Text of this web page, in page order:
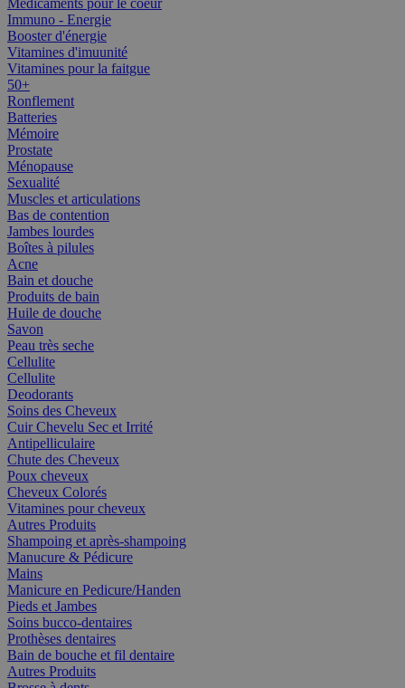
Médicaments pour le coeur
Immuno - Energie
Booster d'énergie
Vitamines d'imuunité
Vitamines pour la faitgue
50+
Ronflement
Batteries
Mémoire
Prostate
Ménopause
Sexualité
Muscles et articulations
Bas de contention
Jambes lourdes
Boîtes à pilules
Acne
Bain et douche
Produits de bain
Huile de douche
Savon
Peau très seche
Cellulite
Cellulite
Deodorants
Soins des Cheveux
Cuir Chevelu Sec et Irrité
Antipelliculaire
Chute des Cheveux
Poux cheveux
Cheveux Colorés
Vitamines pour cheveux
Autres Produits
Shampoing et après-shampoing
Manucure & Pédicure
Mains
Manicure en Pedicure/Handen
Pieds et Jambes
Soins bucco-dentaires
Prothèses dentaires
Bain de bouche et fil dentaire
Autres Produits